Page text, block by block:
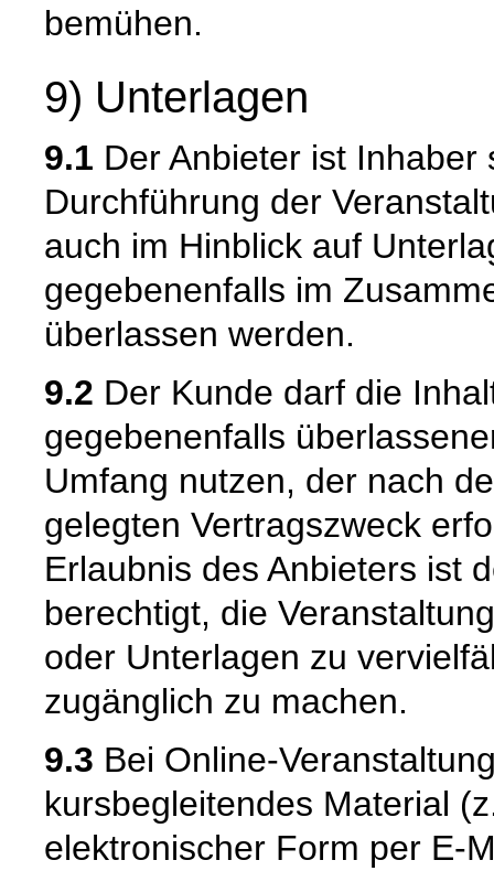
bemühen.
9) Unterlagen
9.1 Der Anbieter ist
Durchführung der
auch im Hinblick auf
gegebenenfalls im
überlassen werden.
9.2 Der Kunde darf die
gegebenenfalls
Umfang nutzen, der nach
gelegten Vertragszweck
Erlaubnis des Anbieters ist
berechtigt, die
oder Unterlagen zu
zugänglich zu machen.
9.3 Bei Online-
kursbegleitendes Material
elektronischer Form per E-